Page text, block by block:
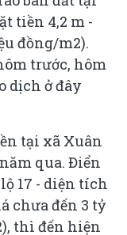
tiền 4,2 m -
đồng/m2).
trước, hôm
dịch ở đây
tại xã Xuân
qua. Điển
17 - diện tích
chưa đến 3 tỷ
thì đến hiện